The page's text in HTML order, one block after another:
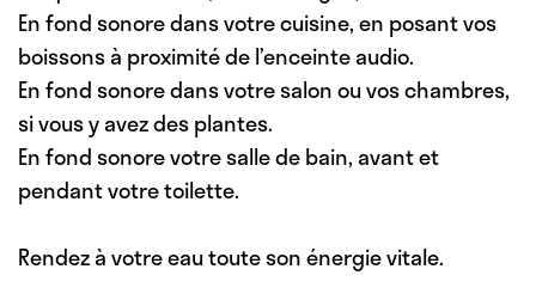
En fond sonore dans votre cuisine, en posant vos
boissons à proximité de l’enceinte audio.
En fond sonore dans votre salon ou vos chambres,
si vous y avez des plantes.
En fond sonore votre salle de bain, avant et
pendant votre toilette.
Rendez à votre eau toute son énergie vitale.